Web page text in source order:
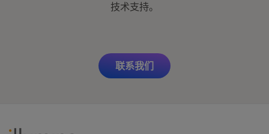
技术支持。
联系我们